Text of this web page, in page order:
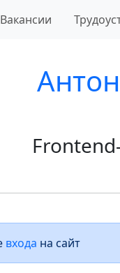
Вакансии
входа на сайт